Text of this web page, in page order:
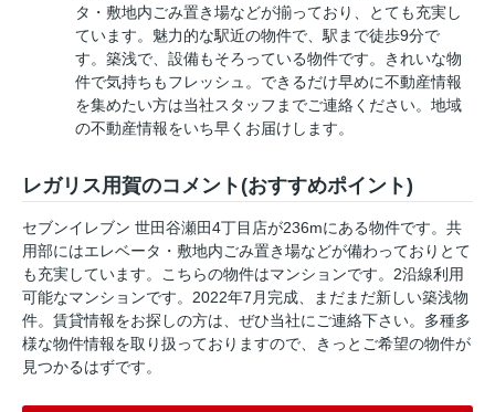
タ・敷地内ごみ置き場などが揃っており、とても充実し
ています。魅力的な駅近の物件で、駅まで徒歩9分で
す。築浅で、設備もそろっている物件です。きれいな物
件で気持ちもフレッシュ。できるだけ早めに不動産情報
を集めたい方は当社スタッフまでご連絡ください。地域
の不動産情報をいち早くお届けします。
レガリス用賀のコメント(おすすめポイント)
セブンイレブン 世田谷瀬田4丁目店が236mにある物件です。共
用部にはエレベータ・敷地内ごみ置き場などが備わっておりとて
も充実しています。こちらの物件はマンションです。2沿線利用
可能なマンションです。2022年7月完成、まだまだ新しい築浅物
件。賃貸情報をお探しの方は、ぜひ当社にご連絡下さい。多種多
様な物件情報を取り扱っておりますので、きっとご希望の物件が
見つかるはずです。